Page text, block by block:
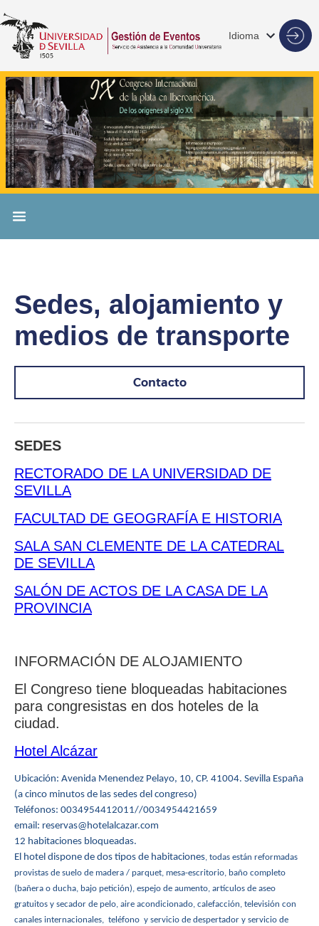
Idioma
Sedes, alojamiento y
medios de transporte
Contacto
SEDES
RECTORADO DE LA UNIVERSIDAD DE
SEVILLA
FACULTAD DE GEOGRAFÍA E HISTORIA
SALA SAN CLEMENTE DE LA CATEDRAL
DE SEVILLA
SALÓN DE ACTOS DE LA CASA DE LA
PROVINCIA
INFORMACIÓN DE ALOJAMIENTO
El Congreso tiene bloqueadas habitaciones
para congresistas en dos hoteles de la
ciudad.
Hotel Alcázar
Ubicación: Avenida Menendez Pelayo, 10, CP. 41004. Sevilla España
(a cinco minutos de las sedes del congreso)
Teléfonos: 0034954412011//0034954421659
email: reservas@hotelalcazar.com
12 habitaciones bloqueadas.
El hotel dispone de dos tipos de habitaciones, todas están reformadas
provistas de suelo de madera / parquet, mesa-escritorio, baño completo
(bañera o ducha, bajo petición), espejo de aumento, artículos de aseo
gratuitos y secador de pelo, aire acondicionado, calefacción, televisión con
canales internacionales, teléfono y servicio de despertador y servicio de